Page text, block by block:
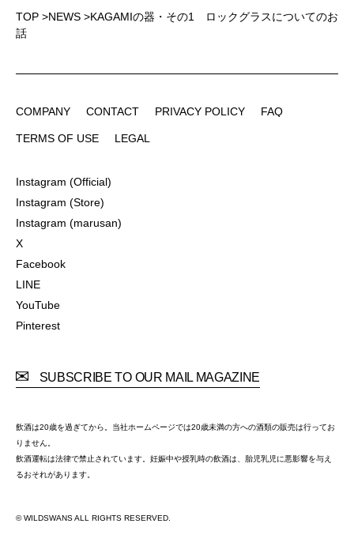
TOP >NEWS >KAGAMIの器・その1 ロックグラスについてのお
話
COMPANY
CONTACT
PRIVACY POLICY
FAQ
TERMS OF USE
LEGAL
Instagram (Official)
Instagram (Store)
Instagram (marusan)
X
Facebook
LINE
YouTube
Pinterest
SUBSCRIBE TO OUR MAIL MAGAZINE
飲酒は20歳を過ぎてから。当社ホームページでは20歳未満の方への酒類の販売は行ってお
りません。
飲酒運転は法律で禁止されています。妊娠中や授乳時の飲酒は、胎児乳児に悪影響を与え
るおそれがあります。
© WILDSWANS ALL RIGHTS RESERVED.